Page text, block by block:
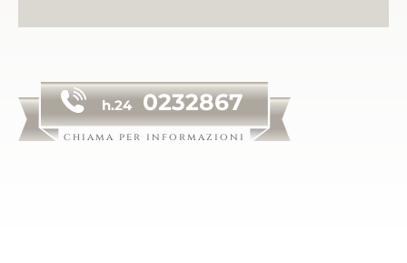
h.24 0232867
chiama per informazioni